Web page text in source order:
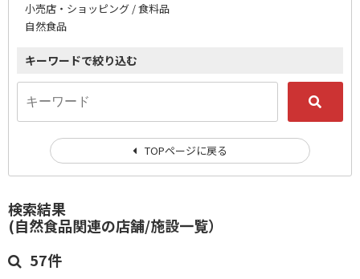
検索結果
(自然食品関連の店舗/施設一覧）
57件
小売店・ショッピング / 食料品
自然食品
キーワードで絞り込む
TOPページに戻る